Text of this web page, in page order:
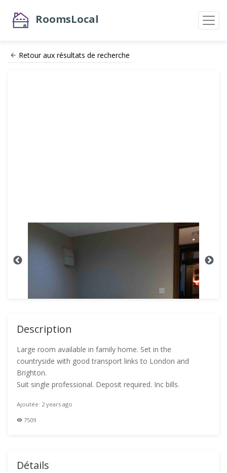
RoomsLocal
Retour aux résultats de recherche
Description
Large room available in family home. Set in the
countryside with good transport links to London and
Brighton.
Suit single professional. Deposit required. Inc bills.
Ajoutée: 2 years ago
7509
Détails